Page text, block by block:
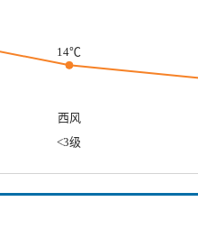
14℃
西风
<3级